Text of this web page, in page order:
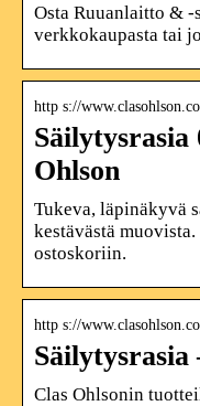
Osta Ruuanlaitto &
verkkokaupasta tai
http s://
Säilytysrasia
Ohlson
Tukeva, läpinäkyvä
kestävästä
ostoskoriin.
http s://
Säilytysrasia
Clas Ohlsonin